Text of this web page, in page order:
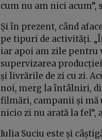
cum nu am nici acum”,
Și în prezent, când
pe tipuri de activități.
iar apoi am zile pentru
supervizarea
și livrările de zi cu zi.
noi, merg la întâlniri,
filmări, campanii și mă
nicio zi nu arată la fel”,
Iulia Suciu este și